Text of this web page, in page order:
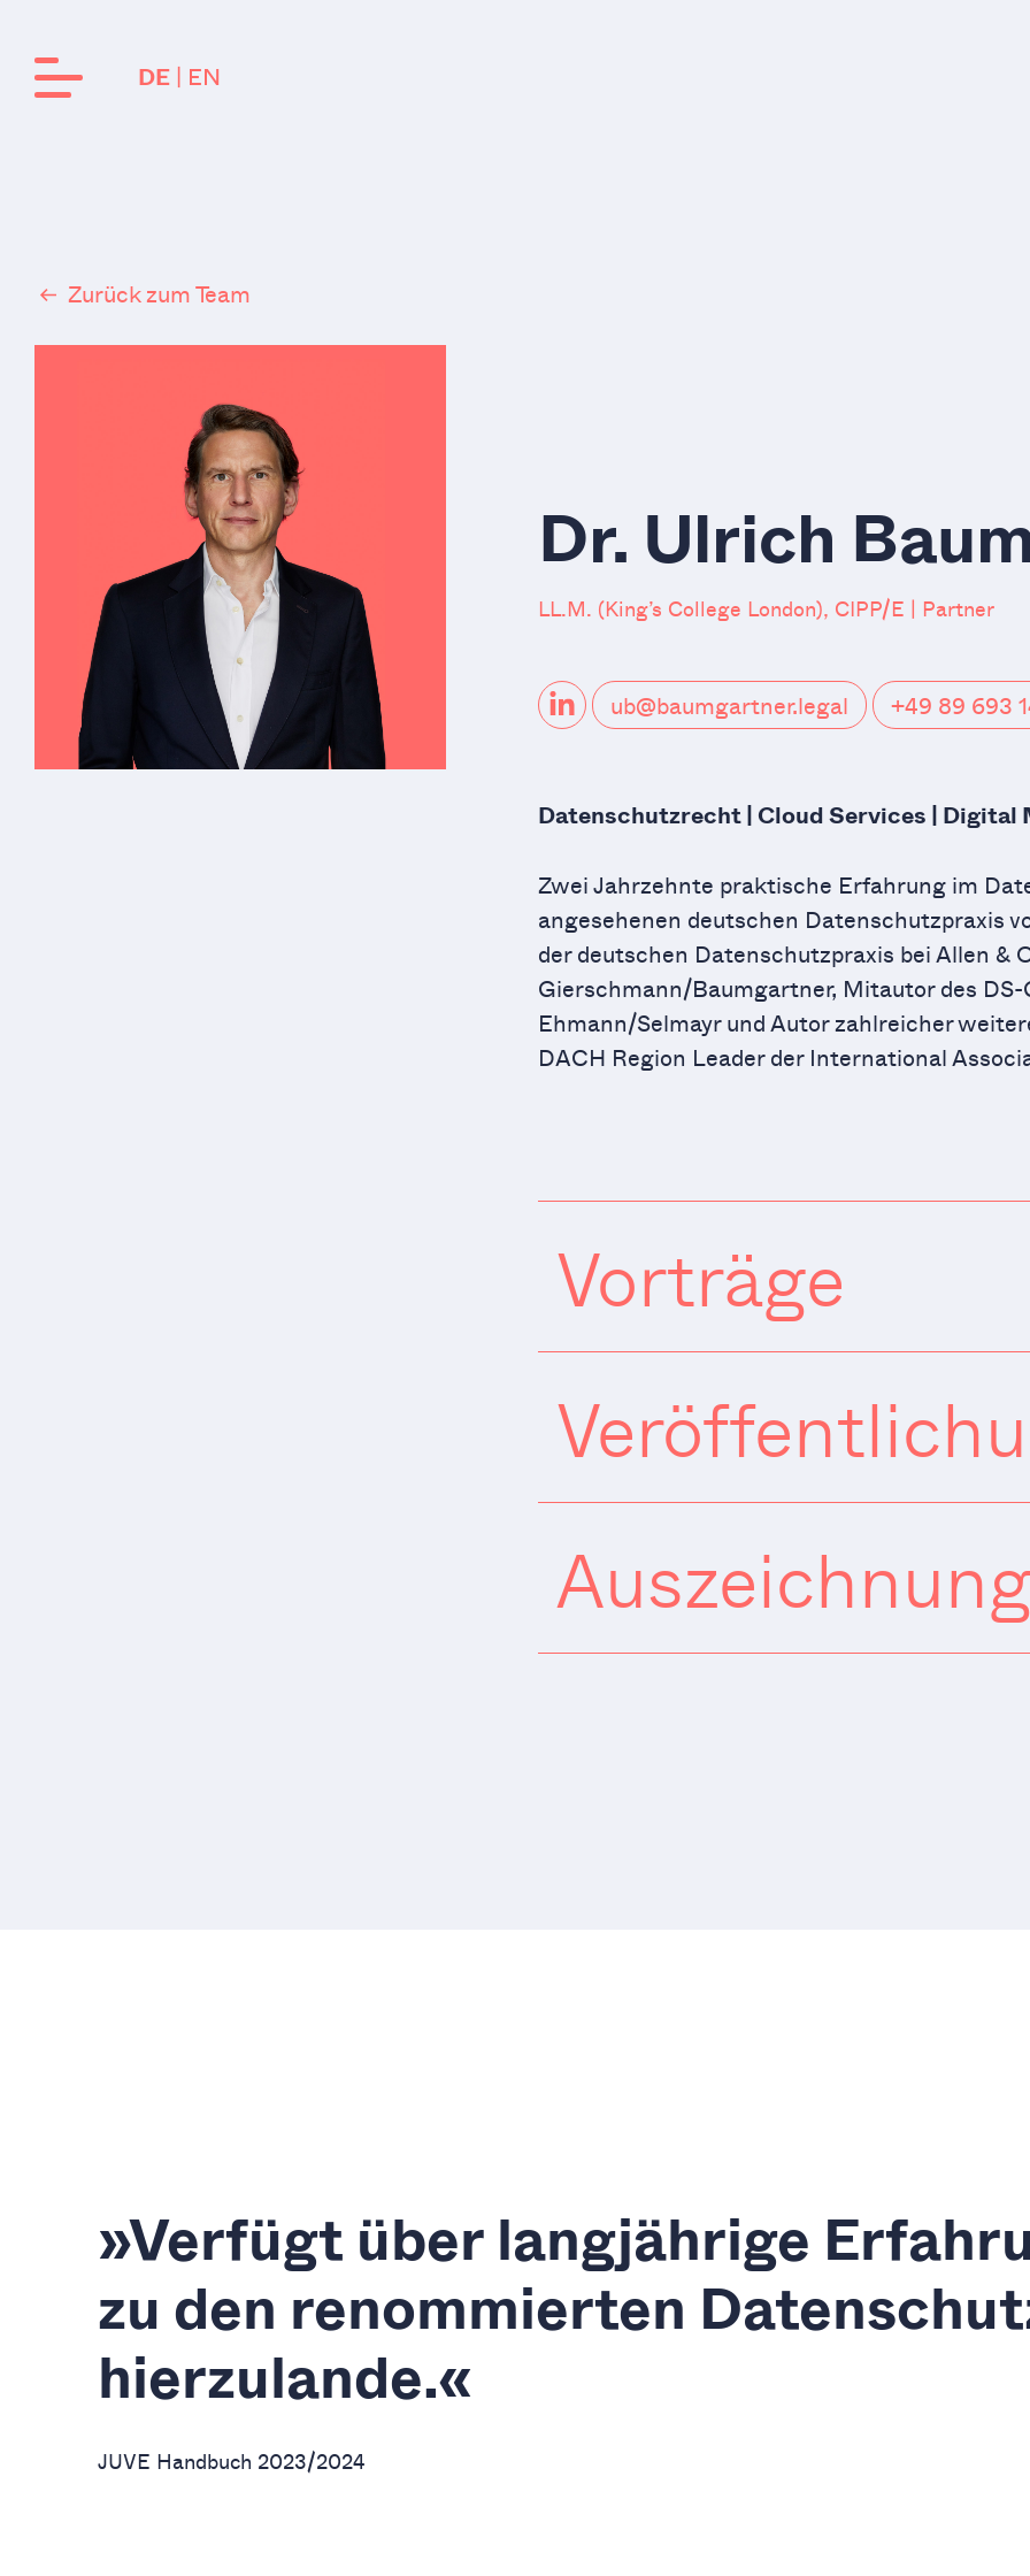
DE EN
Zurück zum Team
Dr. Ulrich
LL.M. (King’s College London), CIPP/E | Partner
ub@baumgartner.legal +49 89 693
Datenschutzrecht | Cloud Services | Digital
Zwei Jahrzehnte praktische Erfahrung im
angesehenen deutschen Datenschutzpraxis
der deutschen Datenschutzpraxis bei Allen &
Gierschmann/Baumgartner, Mitautor des
Ehmann/Selmayr und Autor zahlreicher
DACH Region Leader der International
Vorträge
»Gute
Behörden.«